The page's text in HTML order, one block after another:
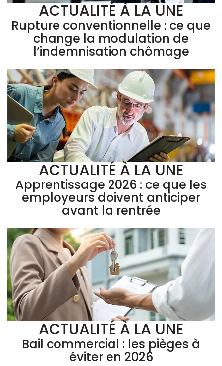
ACTUALITÉ À LA UNE
Rupture conventionnelle : ce que
change la modulation de
l’indemnisation chômage
ACTUALITÉ À LA UNE
Apprentissage 2026 : ce que les
employeurs doivent anticiper
avant la rentrée
ACTUALITÉ À LA UNE
Bail commercial : les pièges à
éviter en 2026